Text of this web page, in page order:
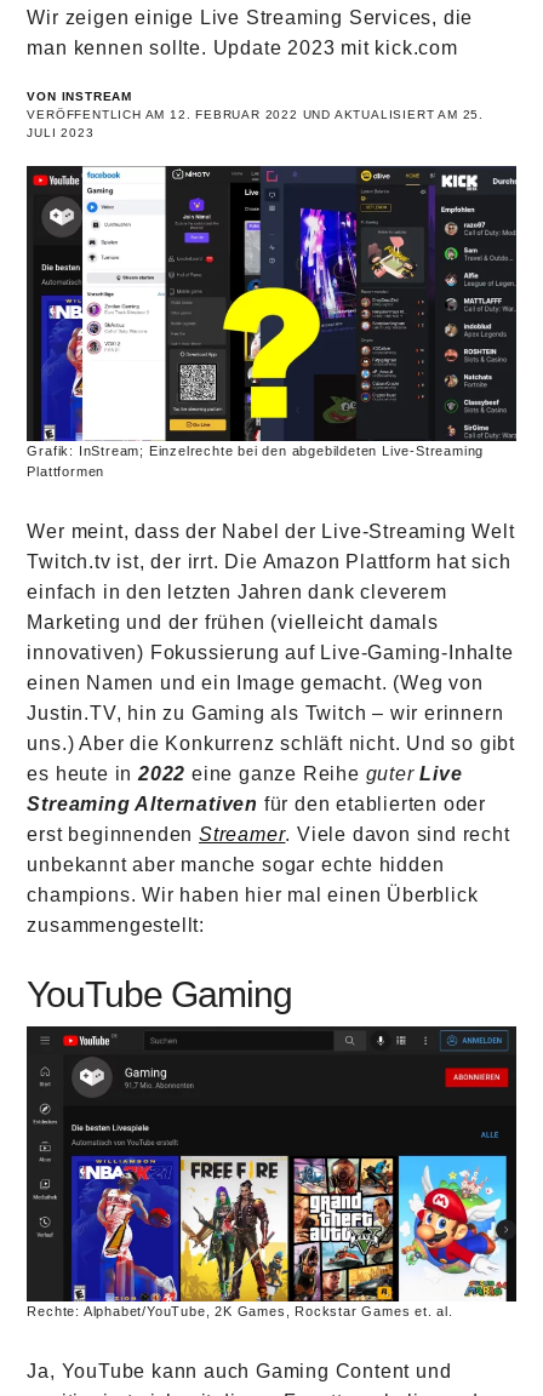
Wir zeigen einige Live Streaming Services, die
man kennen sollte. Update 2023 mit kick.com
VON INSTREAM
VERÖFFENTLICH AM 12. FEBRUAR 2022 UND AKTUALISIERT AM 25.
JULI 2023
Grafik: InStream; Einzelrechte bei den abgebildeten Live-Streaming
Plattformen
Wer meint, dass der Nabel der Live-Streaming Welt
Twitch.tv ist, der irrt. Die Amazon Plattform hat sich
einfach in den letzten Jahren dank cleverem
Marketing und der frühen (vielleicht damals
innovativen) Fokussierung auf Live-Gaming-Inhalte
einen Namen und ein Image gemacht. (Weg von
Justin.TV, hin zu Gaming als Twitch – wir erinnern
uns.) Aber die Konkurrenz schläft nicht. Und so gibt
es heute in2022 eine ganze Reihe guter Live
Streaming Alternativen für den etablierten oder
erst beginnendenStreamer. Viele davon sind recht
unbekannt aber manche sogar echte hidden
champions. Wir haben hier mal einen Überblick
zusammengestellt:
YouTube Gaming
Rechte: Alphabet/YouTube, 2K Games, Rockstar Games et. al.
Ja, YouTube kann auch Gaming Content und